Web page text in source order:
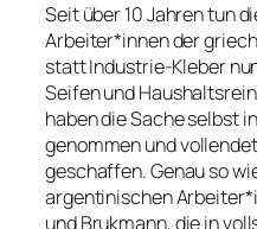
Seit über 10 Jahren tun
Arbeiter*innen der
statt Industrie-Kleber
Seifen und
haben die Sache selbst
genommen und
geschaffen. Genau so
argentinischen
und Brukmann, die in